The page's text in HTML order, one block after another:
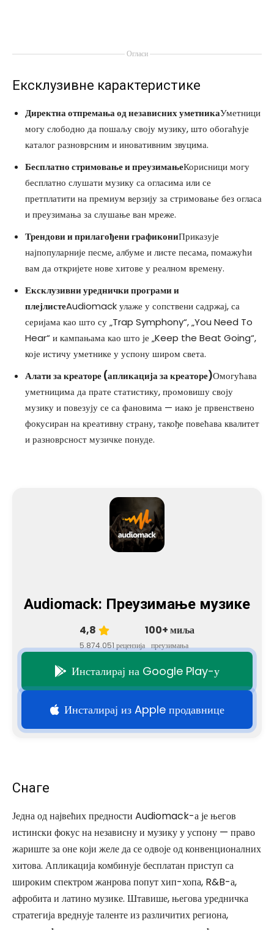
Огласи
Ексклузивне карактеристике
Директна отпремања од независних уметникаУметници
могу слободно да пошаљу своју музику, што обогаћује
каталог разноврсним и иновативним звуцима.
Бесплатно стримовање и преузимањеКорисници могу
бесплатно слушати музику са огласима или се
претплатити на премиум верзију за стримовање без огласа
и преузимања за слушање ван мреже.
Трендови и прилагођени графикониПриказује
најпопуларније песме, албуме и листе песама, помажући
вам да откријете нове хитове у реалном времену.
Ексклузивни уреднички програми и
плејлистеAudiomack улаже у сопствени садржај, са
серијама као што су „Trap Symphony“, „You Need To
Hear“ и кампањама као што је „Keep the Beat Going“,
које истичу уметнике у успону широм света.
Алати за креаторе (апликација за креаторе)Омогућава
уметницима да прате статистику, промовишу своју
музику и повезују се са фановима — иако је првенствено
фокусиран на креативну страну, такође повећава квалитет
и разноврсност музичке понуде.
Audiomack: Преузимање музике
4,8
5.874.051 рецензија
100+ миља
преузимања
Инсталирај на Google Play-у
Инсталирај из Apple продавнице
Снаге
Једна од највећих предности Audiomack-а је његов
истински фокус на независну и музику у успону — право
жариште за оне који желе да се одвоје од конвенционалних
хитова. Апликација комбинује бесплатан приступ са
широким спектром жанрова попут хип-хопа, R&B-а,
афробита и латино музике. Штавише, његова уредничка
стратегија вреднује таленте из различитих региона,